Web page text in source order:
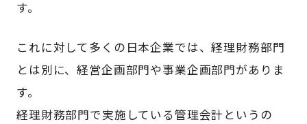
す。
これに対して多くの日本企業では、経理財務部門
とは別に、経営企画部門や事業企画部門がありま
す。
経理財務部門で実施している管理会計というの